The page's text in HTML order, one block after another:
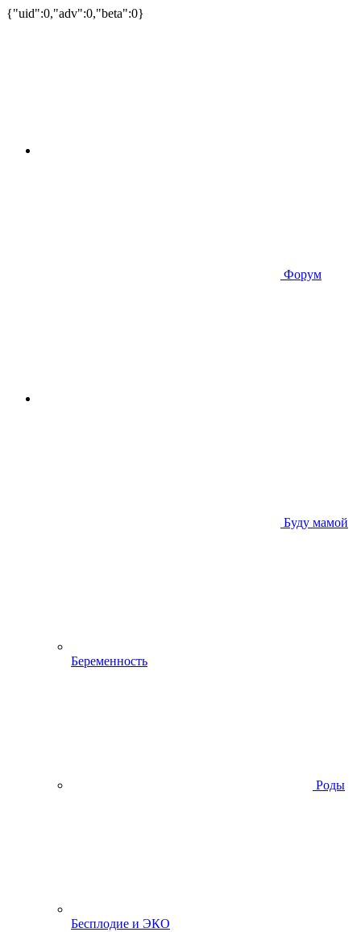
{"uid":0,"adv":0,"beta":0}
Форум
Буду мамой
Беременность
Роды
Бесплодие и ЭКО